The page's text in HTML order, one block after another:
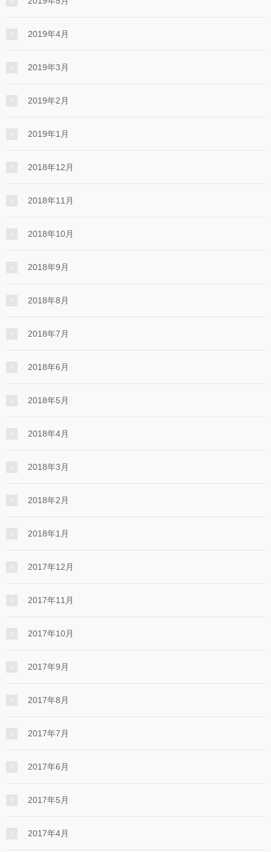
2019年4月
2019年3月
2019年2月
2019年1月
2018年12月
2018年11月
2018年10月
2018年9月
2018年8月
2018年7月
2018年6月
2018年5月
2018年4月
2018年3月
2018年2月
2018年1月
2017年12月
2017年11月
2017年10月
2017年9月
2017年8月
2017年7月
2017年6月
2017年5月
2017年4月